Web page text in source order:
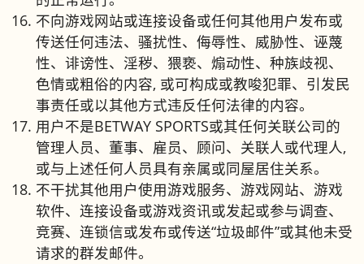
不向游戏网站或连接设备或任何其他用户发布或
传送任何违法、骚扰性、侮辱性、威胁性、诬蔑
性、诽谤性、淫秽、猥亵、煽动性、种族歧视、
色情或粗俗的内容, 或可构成或教唆犯罪、引发民
事责任或以其他方式违反任何法律的内容。
用户不是BETWAY SPORTS或其任何关联公司的
管理人员、董事、雇员、顾问、关联人或代理人,
或与上述任何人员具有亲属或同屋居住关系。
不干扰其他用户使用游戏服务、游戏网站、游戏
软件、连接设备或游戏资讯或发起或参与调查、
竞赛、连锁信或发布或传送“垃圾邮件”或其他未受
请求的群发邮件。